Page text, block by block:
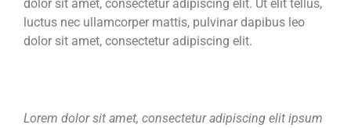
dolor sit amet, consectetur adipiscing elit. Ut elit tellus,
luctus nec ullamcorper mattis, pulvinar dapibus leo
dolor sit amet, consectetur adipiscing elit.
Lorem dolor sit amet, consectetur adipiscing elit ipsum